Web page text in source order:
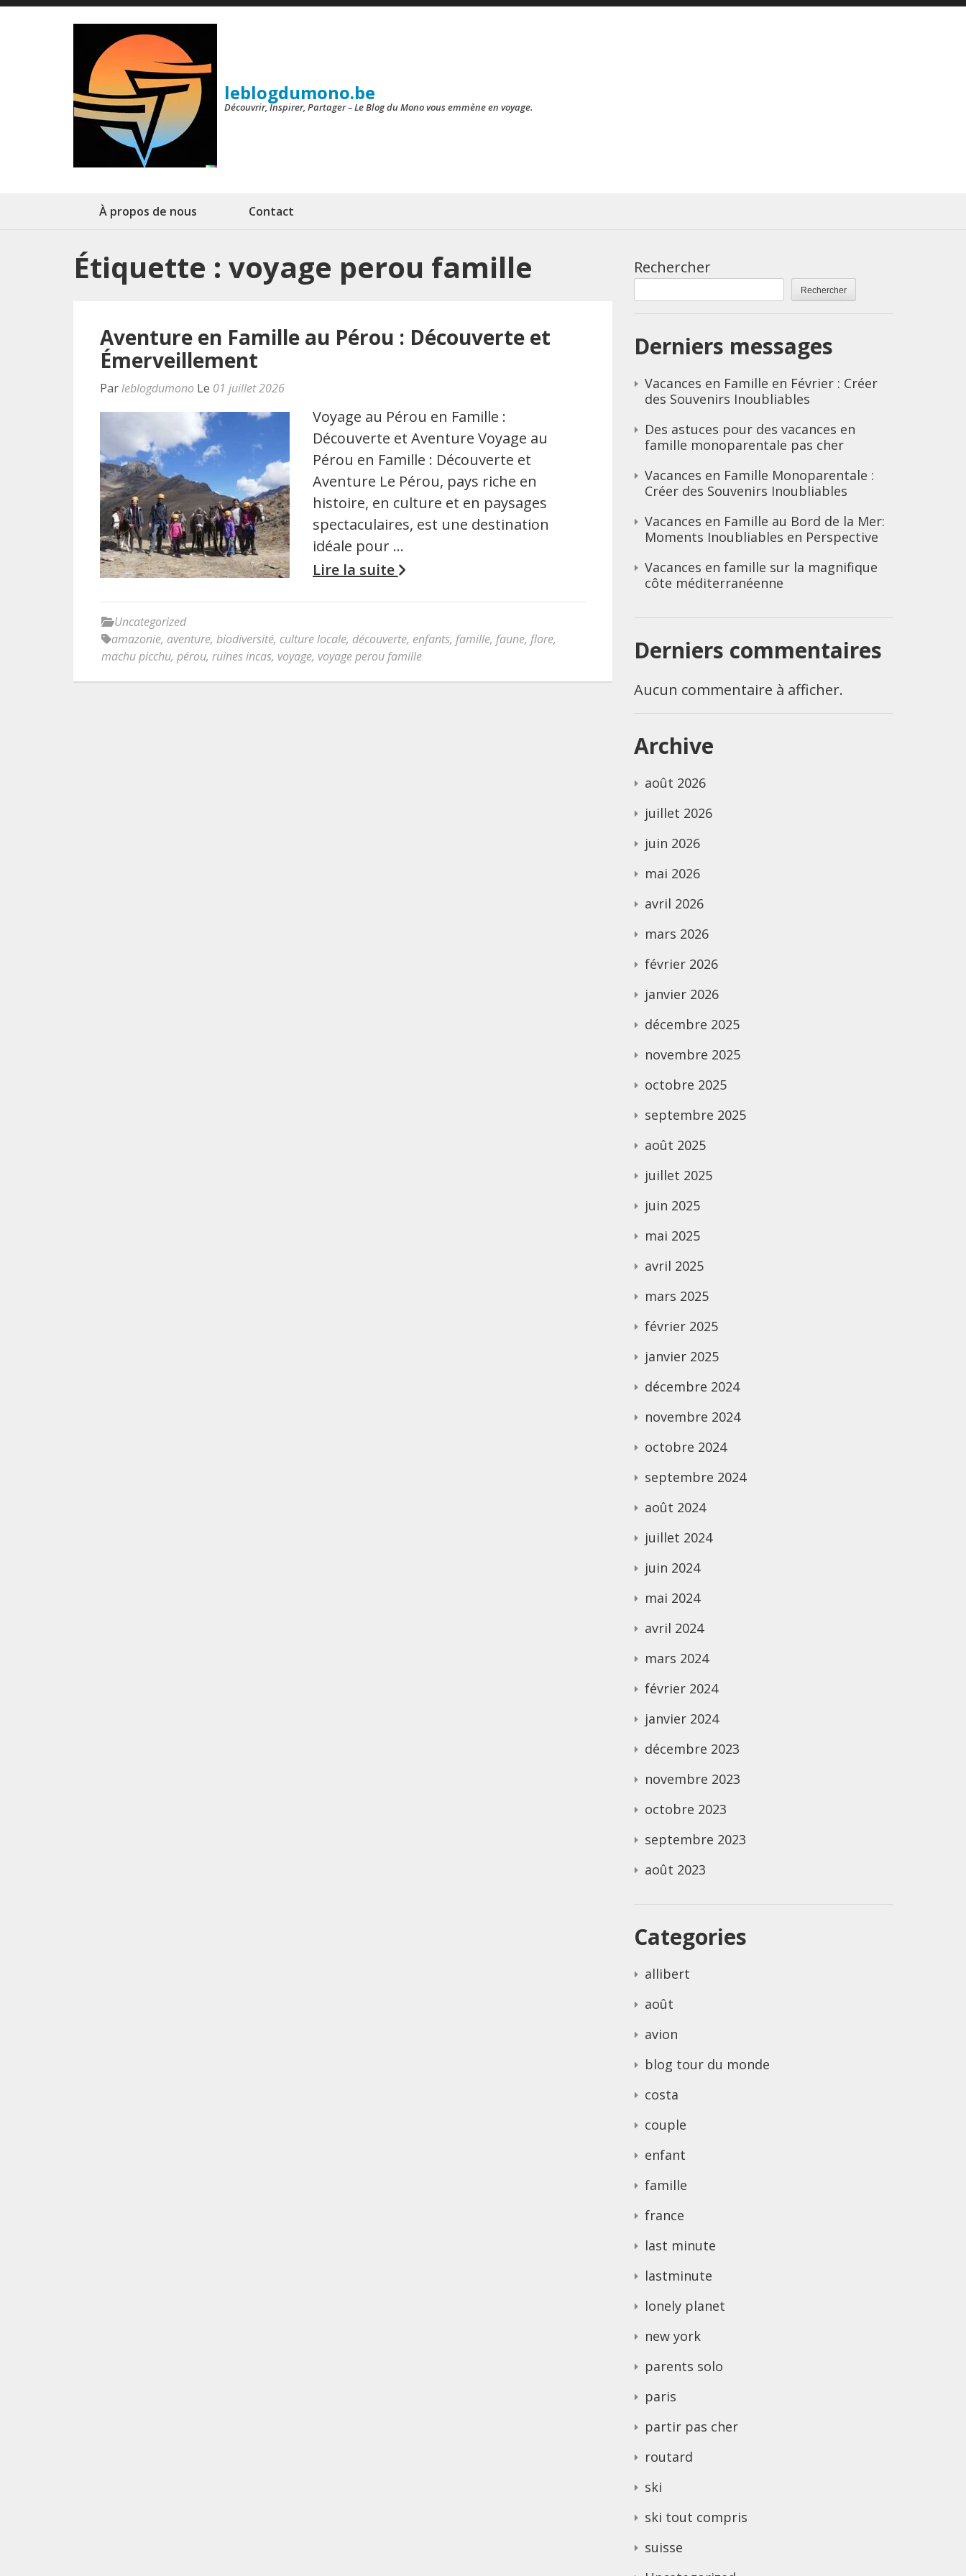
Aller
leblogdumono.be
Découvrir, Inspirer, Partager – Le Blog du Mono vous emmène en voyage.
À propos de nous Contact
Étiquette : voyage perou famille
Aventure en Famille au Pérou : Découverte et
Émerveillement
Parleblogdumono Le 01 juillet 2026
Voyage au Pérou en Famille :
Découverte et Aventure Voyage au
Pérou en Famille : Découverte et
Aventure Le Pérou, pays riche en
histoire, en culture et en paysages
spectaculaires, est une destination
idéale pour …
Lire la suite
Uncategorized
amazonie, aventure, biodiversité, culture locale, découverte, enfants, famille, faune, flore,
machu picchu, pérou, ruines incas, voyage, voyage perou famille
Rechercher
Rechercher
Derniers messages
Vacances en Famille en Février : Créer
des Souvenirs Inoubliables
Des astuces pour des vacances en
famille monoparentale pas cher
Vacances en Famille Monoparentale :
Créer des Souvenirs Inoubliables
Vacances en Famille au Bord de la Mer:
Moments Inoubliables en Perspective
Vacances en famille sur la magnifique
côte méditerranéenne
Derniers commentaires
Aucun commentaire à afficher.
Archive
août 2026
juillet 2026
juin 2026
mai 2026
avril 2026
mars 2026
février 2026
janvier 2026
décembre 2025
novembre 2025
octobre 2025
septembre 2025
août 2025
juillet 2025
juin 2025
mai 2025
avril 2025
mars 2025
février 2025
janvier 2025
décembre 2024
novembre 2024
octobre 2024
septembre 2024
août 2024
juillet 2024
juin 2024
mai 2024
avril 2024
mars 2024
février 2024
janvier 2024
décembre 2023
novembre 2023
octobre 2023
septembre 2023
août 2023
Categories
allibert
août
avion
blog tour du monde
costa
couple
enfant
famille
france
last minute
lastminute
lonely planet
new york
parents solo
paris
partir pas cher
routard
ski
ski tout compris
suisse